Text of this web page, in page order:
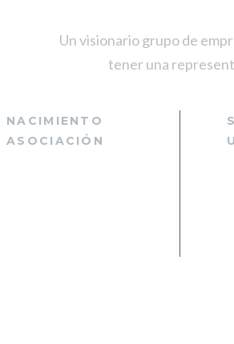
Un visionario grupo de
tener una
NACIMIENTO
ASOCIACIÓN